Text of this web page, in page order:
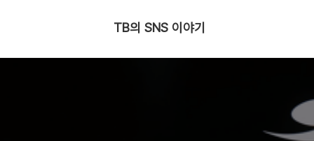
TB의 SNS 이야기